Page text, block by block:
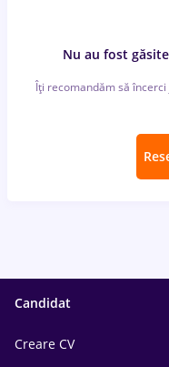
Nu au fost
Îți recomandăm să
Candidat
Creare CV